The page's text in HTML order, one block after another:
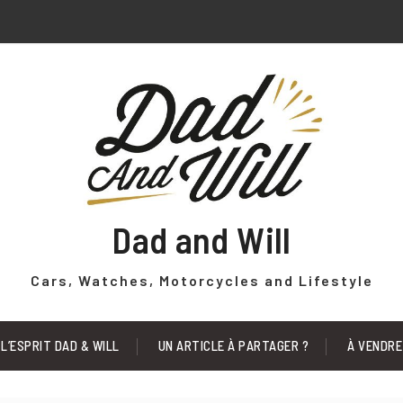
Dad and Will
Cars, Watches, Motorcycles and Lifestyle
L’ESPRIT DAD & WILL UN ARTICLE À PARTAGER ? À VENDRE